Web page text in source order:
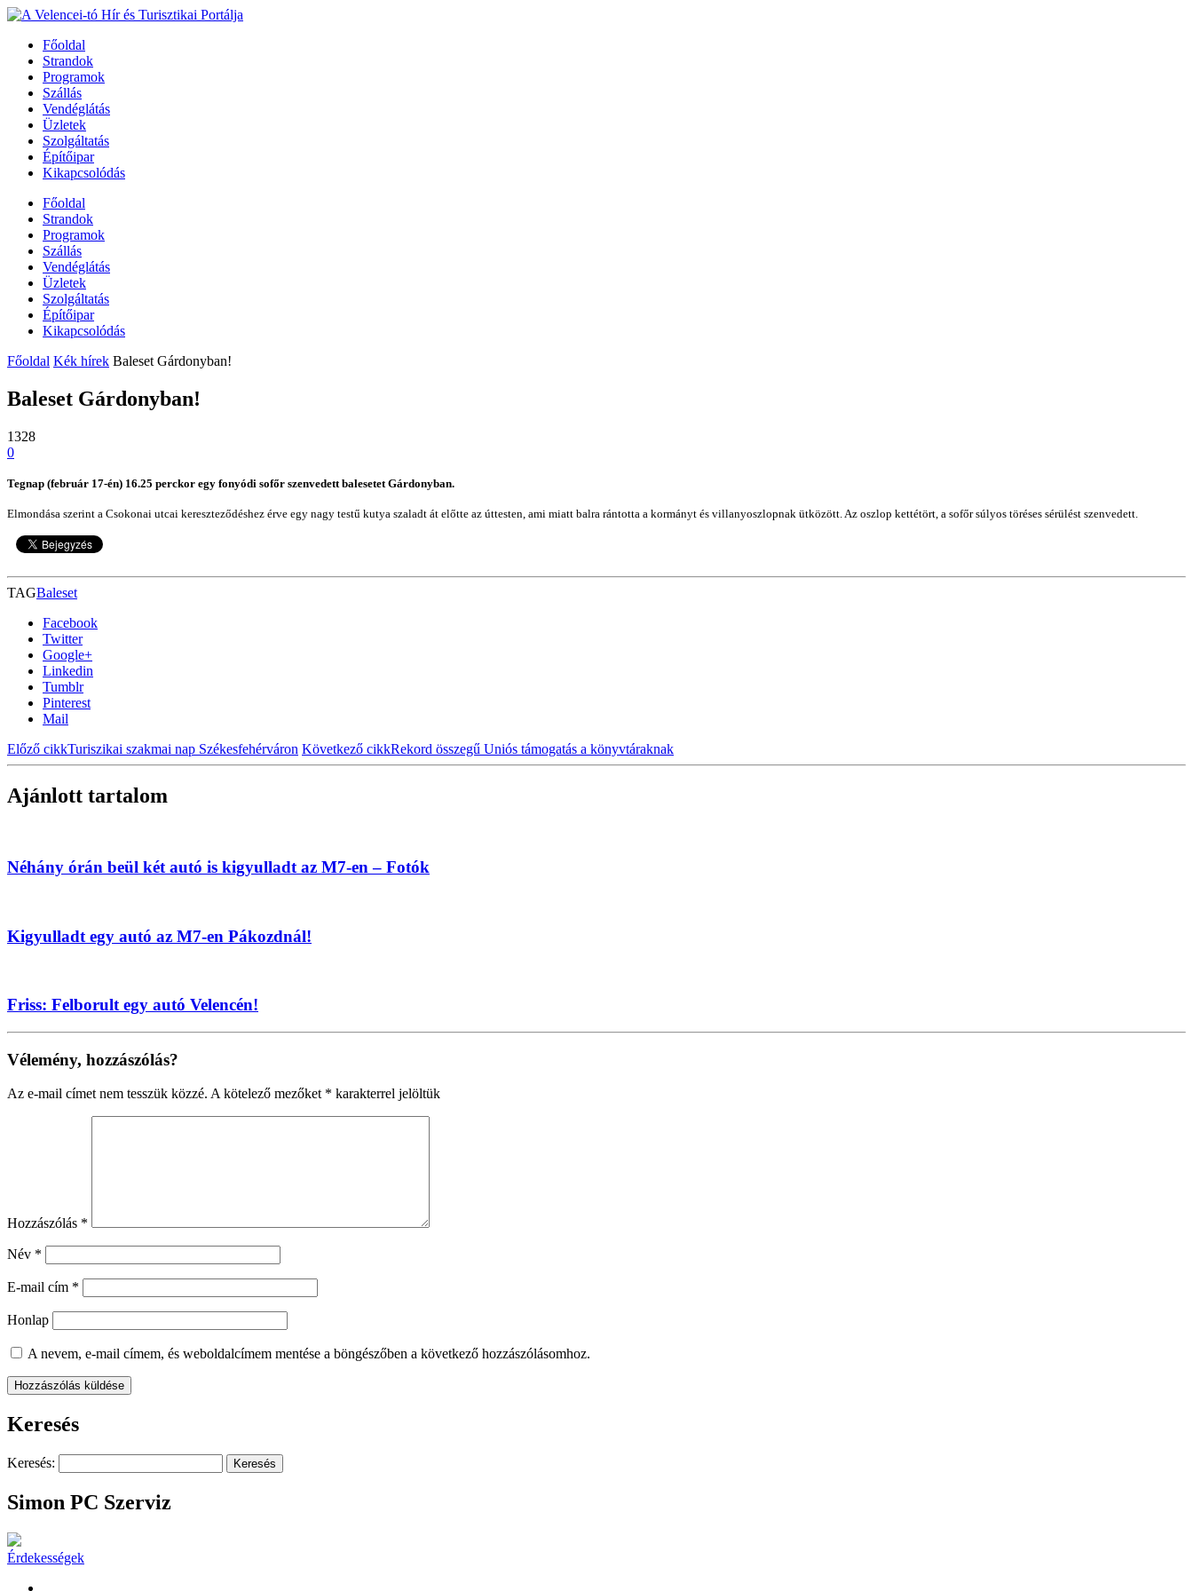
Főoldal
Strandok
Programok
Szállás
Vendéglátás
Üzletek
Szolgáltatás
Építőipar
Kikapcsolódás
Főoldal
Strandok
Programok
Szállás
Vendéglátás
Üzletek
Szolgáltatás
Építőipar
Kikapcsolódás
Főoldal Kék hírek Baleset Gárdonyban!
Baleset Gárdonyban!
1328
0
Tegnap (február 17-én) 16.25 perckor egy fonyódi sofőr szenvedett balesetet Gárdonyban.
Elmondása szerint a Csokonai utcai kereszteződéshez érve egy nagy testű kutya szaladt át előtte az úttesten, ami miatt balra rántotta a kormányt és villanyoszlopnak ütközött. Az oszlop kettétört, a sofőr súlyos töréses sérülést szenvedett.
TAGBaleset
Facebook
Twitter
Google+
Linkedin
Tumblr
Pinterest
Mail
Előző cikkTuriszikai szakmai nap Székesfehérváron Következő cikkRekord összegű Uniós támogatás a könyvtáraknak
Ajánlott tartalom
Néhány órán beül két autó is kigyulladt az M7-en – Fotók
Kigyulladt egy autó az M7-en Pákozdnál!
Friss: Felborult egy autó Velencén!
Vélemény, hozzászólás?
Az e-mail címet nem tesszük közzé. A kötelező mezőket * karakterrel jelöltük
Hozzászólás *
Név *
E-mail cím *
Honlap
A nevem, e-mail címem, és weboldalcímem mentése a böngészőben a következő hozzászólásomhoz.
Keresés
Keresés:
Simon PC Szerviz
Érdekességek